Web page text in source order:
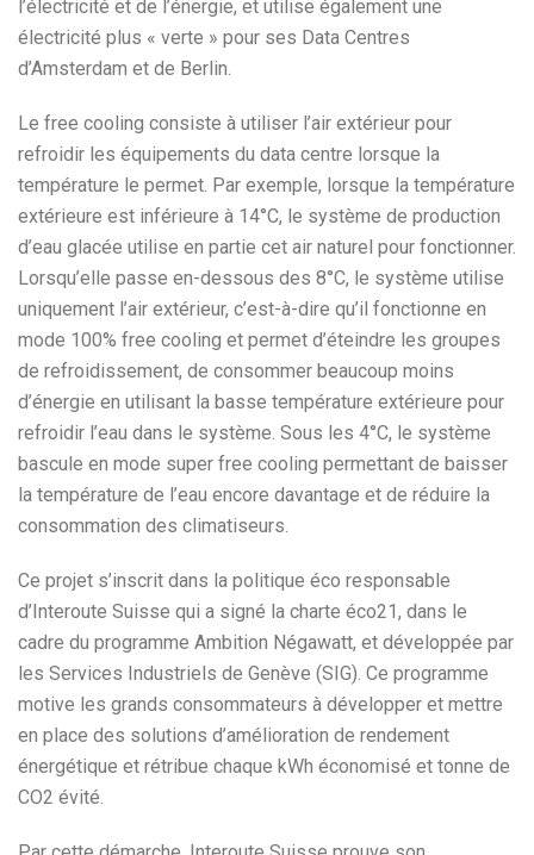
l’électricité et de l’énergie, et utilise également une
électricité plus « verte » pour ses Data Centres
d’Amsterdam et de Berlin.
Le free cooling consiste à utiliser l’air extérieur pour
refroidir les équipements du data centre lorsque la
température le permet. Par exemple, lorsque la température
extérieure est inférieure à 14°C, le système de production
d’eau glacée utilise en partie cet air naturel pour fonctionner.
Lorsqu’elle passe en-dessous des 8°C, le système utilise
uniquement l’air extérieur, c’est-à-dire qu’il fonctionne en
mode 100% free cooling et permet d’éteindre les groupes
de refroidissement, de consommer beaucoup moins
d’énergie en utilisant la basse température extérieure pour
refroidir l’eau dans le système. Sous les 4°C, le système
bascule en mode super free cooling permettant de baisser
la température de l’eau encore davantage et de réduire la
consommation des climatiseurs.
Ce projet s’inscrit dans la politique éco responsable
d’Interoute Suisse qui a signé la charte éco21, dans le
cadre du programme Ambition Négawatt, et développée par
les Services Industriels de Genève (SIG). Ce programme
motive les grands consommateurs à développer et mettre
en place des solutions d’amélioration de rendement
énergétique et rétribue chaque kWh économisé et tonne de
CO2 évité.